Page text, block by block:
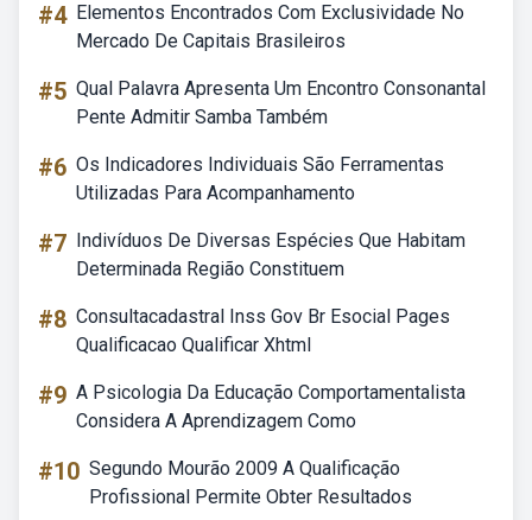
#4 Elementos Encontrados Com Exclusividade No
Mercado De Capitais Brasileiros
#5 Qual Palavra Apresenta Um Encontro Consonantal
Pente Admitir Samba Também
#6 Os Indicadores Individuais São Ferramentas
Utilizadas Para Acompanhamento
#7 Indivíduos De Diversas Espécies Que Habitam
Determinada Região Constituem
#8 Consultacadastral Inss Gov Br Esocial Pages
Qualificacao Qualificar Xhtml
#9 A Psicologia Da Educação Comportamentalista
Considera A Aprendizagem Como
#10 Segundo Mourão 2009 A Qualificação
Profissional Permite Obter Resultados